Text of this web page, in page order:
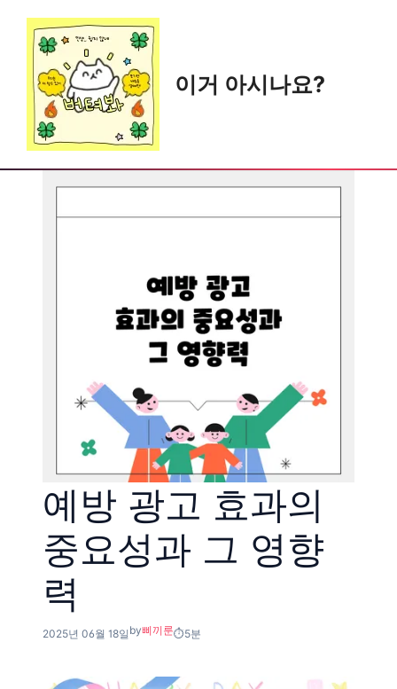
content
이거 아시나요?
예방 광고 효과의
중요성과 그 영향
력
2025년 06월 18일 by삐끼룬 5분